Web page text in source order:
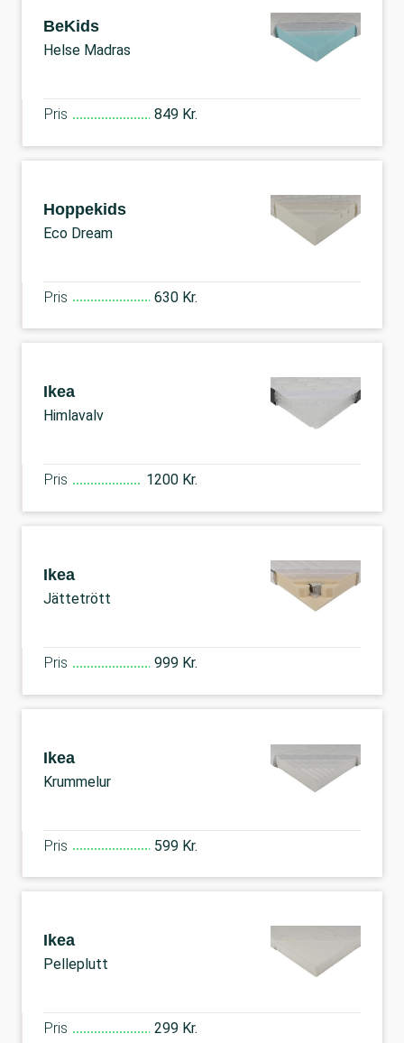
BeKids
Helse Madras
Pris 849 Kr.
Hoppekids
Eco Dream
Pris 630 Kr.
Ikea
Himlavalv
Pris 1200 Kr.
Ikea
Jättetrött
Pris 999 Kr.
Ikea
Krummelur
Pris 599 Kr.
Ikea
Pelleplutt
Pris 299 Kr.